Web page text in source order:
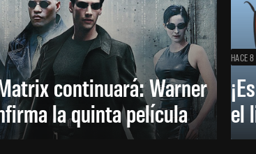
continuará: Warner
la quinta película
HACE
el